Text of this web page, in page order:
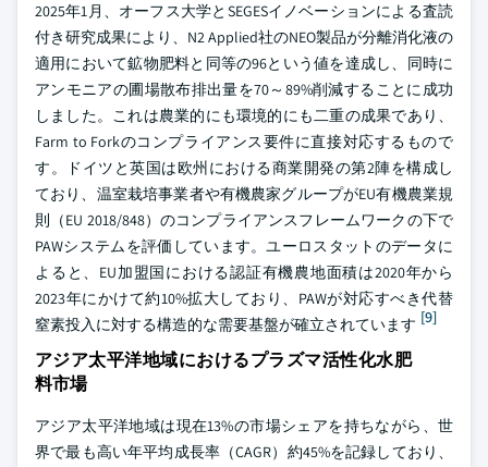
2025年1月、オーフス大学とSEGESイノベーションによる査読
付き研究成果により、N2 Applied社のNEO製品が分離消化液の
適用において鉱物肥料と同等の96という値を達成し、同時に
アンモニアの圃場散布排出量を70～89%削減することに成功
しました。これは農業的にも環境的にも二重の成果であり、
Farm to Forkのコンプライアンス要件に直接対応するもので
す。ドイツと英国は欧州における商業開発の第2陣を構成し
ており、温室栽培事業者や有機農家グループがEU有機農業規
則（EU 2018/848）のコンプライアンスフレームワークの下で
PAWシステムを評価しています。ユーロスタットのデータに
よると、EU加盟国における認証有機農地面積は2020年から
2023年にかけて約10%拡大しており、PAWが対応すべき代替
窒素投入に対する構造的な需要基盤が確立されています [9]
アジア太平洋地域におけるプラズマ活性化水肥
料市場
アジア太平洋地域は現在13%の市場シェアを持ちながら、世
界で最も高い年平均成長率（CAGR）約45%を記録しており、